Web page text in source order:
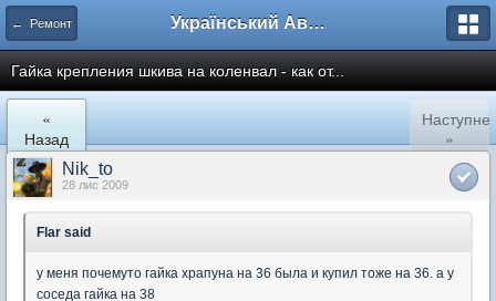
← Ремонт Український Автоклуб ВАЗ
Гайка крепления шкива на коленвал - как от...
«
Назад
Наступне
»
Nik_to
28 лис 2009
Flar said
у меня почемуто гайка храпуна на 36 была и купил тоже на 36. а у
соседа гайка на 38